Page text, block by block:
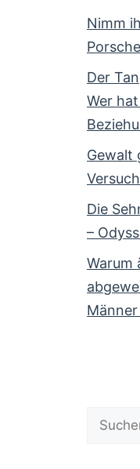
Nimm
Der
Wer
Gewalt
Die
–
Warum
Suchen